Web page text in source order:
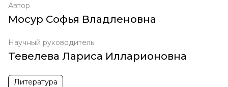
Автор
Мосур Софья Владленовна
Научный руководитель
Тевелева Лариса Илларионовна
Литература